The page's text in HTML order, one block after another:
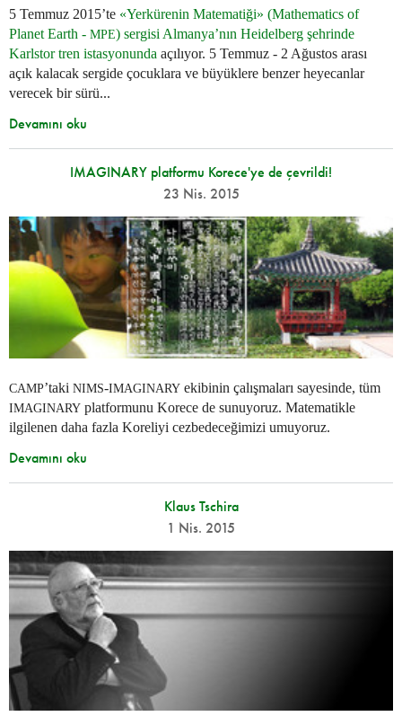
5 Temmuz 2015’te «Yerkürenin Matematiği» (Mathematics of
Planet Earth - MPE) sergisi Almanya’nın Heidelberg şehrinde
Karlstor tren istasyonunda açılıyor. 5 Temmuz - 2 Ağustos arası
açık kalacak sergide çocuklara ve büyüklere benzer heyecanlar
verecek bir sürü...
Devamını oku
IMAGINARY platformu Korece'ye de çevrildi!
23 Nis. 2015
CAMP’taki NIMS-IMAGINARY ekibinin çalışmaları sayesinde, tüm
IMAGINARY platformunu Korece de sunuyoruz. Matematikle
ilgilenen daha fazla Koreliyi cezbedeceğimizi umuyoruz.
Devamını oku
Klaus Tschira
1 Nis. 2015